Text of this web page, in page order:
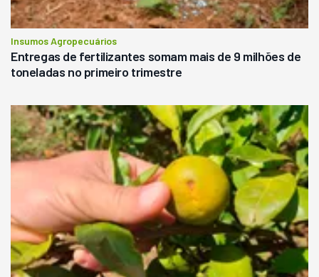
Insumos Agropecuários
Entregas de fertilizantes somam mais de 9 milhões de
toneladas no primeiro trimestre